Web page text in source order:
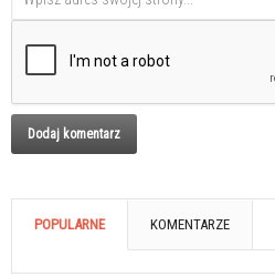
POPULARNE KOMENTARZE